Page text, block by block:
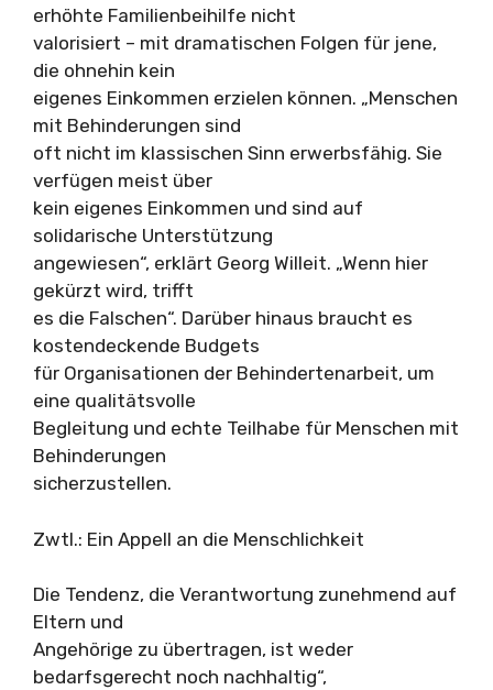
erhöhte Familienbeihilfe nicht
valorisiert – mit dramatischen Folgen für jene,
die ohnehin kein
eigenes Einkommen erzielen können. „Menschen
mit Behinderungen sind
oft nicht im klassischen Sinn erwerbsfähig. Sie
verfügen meist über
kein eigenes Einkommen und sind auf
solidarische Unterstützung
angewiesen“, erklärt Georg Willeit. „Wenn hier
gekürzt wird, trifft
es die Falschen“. Darüber hinaus braucht es
kostendeckende Budgets
für Organisationen der Behindertenarbeit, um
eine qualitätsvolle
Begleitung und echte Teilhabe für Menschen mit
Behinderungen
sicherzustellen.
Zwtl.: Ein Appell an die Menschlichkeit
Die Tendenz, die Verantwortung zunehmend auf
Eltern und
Angehörige zu übertragen, ist weder
bedarfsgerecht noch nachhaltig“,